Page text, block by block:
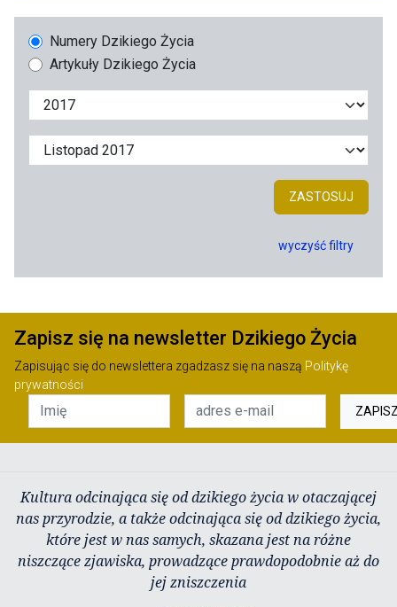
Numery Dzikiego Życia
Artykuły Dzikiego Życia
ZASTOSUJ
wyczyść filtry
Zapisz się na newsletter Dzikiego Życia
Zapisując się do newslettera zgadzasz się na naszą Politykę
prywatności
Kultura odcinająca się od dzikiego życia w otaczającej
nas przyrodzie, a także odcinająca się od dzikiego życia,
które jest w nas samych, skazana jest na różne
niszczące zjawiska, prowadzące prawdopodobnie aż do
jej zniszczenia